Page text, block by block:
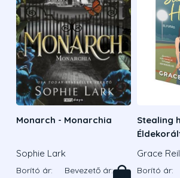
Monarch - Monarchia
Sophie Lark
Borító ár: Bevezető ár:
Stealing
Grace
Borító ár: